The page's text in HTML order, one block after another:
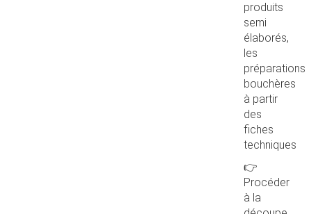
produits
semi
élaborés,
les
préparations
bouchères
à partir
des
fiches
techniques
👉
Procéder
à la